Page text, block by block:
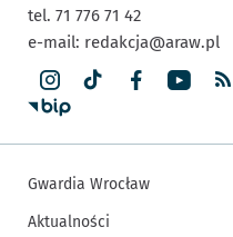
tel. 71 776 71 42
e-mail: redakcja@araw.pl
Gwardia Wrocław
Aktualności